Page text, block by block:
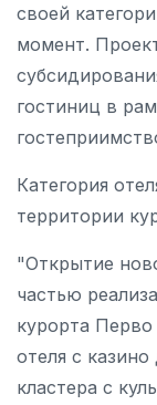
своей
момент.
гостиниц в
Категория
территории
"Открытие
частью
курорта Перво
отеля с казино
кластера с